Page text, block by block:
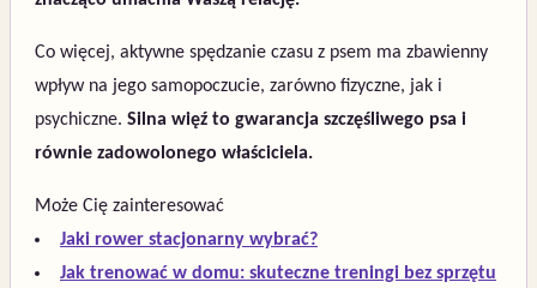
Co więcej, aktywne spędzanie czasu z psem ma zbawienny
wpływ na jego samopoczucie, zarówno fizyczne, jak i
psychiczne. Silna więź to gwarancja szczęśliwego psa i
równie zadowolonego właściciela.
Może Cię zainteresować
Jaki rower stacjonarny wybrać?
Jak trenować w domu: skuteczne treningi bez sprzętu